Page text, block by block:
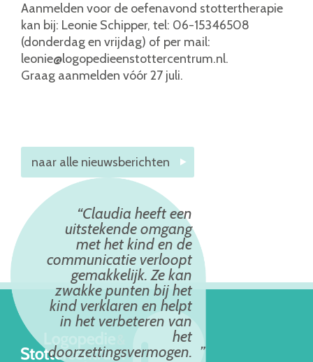
Aanmelden voor de oefenavond stottertherapie
kan bij: Leonie Schipper, tel: 06-15346508
(donderdag en vrijdag) of per mail:
leonie@logopedieenstottercentrum.nl.
Graag aanmelden vóór 27 juli.
naar alle nieuwsberichten
Claudia heeft een
uitstekende omgang
met het kind en de
communicatie verloopt
gemakkelijk. Ze kan
zwakke punten bij het
kind verklaren en helpt
in het verbeteren van
het
doorzettingsvermogen.